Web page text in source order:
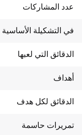
عدد المشاركات
في التشكيلة الأساسية
الدقائق التي لعبها
أهداف
الدقائق لكل هدف
تمريرات حاسمة